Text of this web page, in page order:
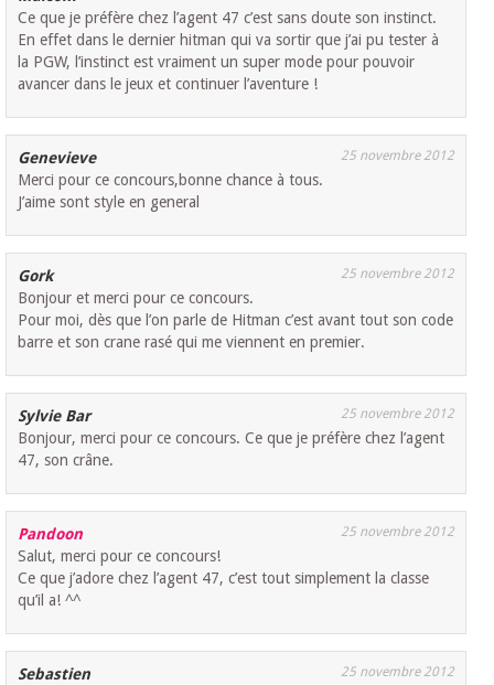
Ce que je préfère chez l’agent 47 c’est sans doute son instinct.
En effet dans le dernier hitman qui va sortir que j’ai pu tester à
la PGW, l’instinct est vraiment un super mode pour pouvoir
avancer dans le jeux et continuer l’aventure !
Genevieve 25 novembre 2012
Merci pour ce concours,bonne chance à tous.
J’aime sont style en general
Gork 25 novembre 2012
Bonjour et merci pour ce concours.
Pour moi, dès que l’on parle de Hitman c’est avant tout son code
barre et son crane rasé qui me viennent en premier.
Sylvie Bar 25 novembre 2012
Bonjour, merci pour ce concours. Ce que je préfère chez l’agent
47, son crâne.
Pandoon 25 novembre 2012
Salut, merci pour ce concours!
Ce que j’adore chez l’agent 47, c’est tout simplement la classe
qu’il a! ^^
Sebastien 25 novembre 2012